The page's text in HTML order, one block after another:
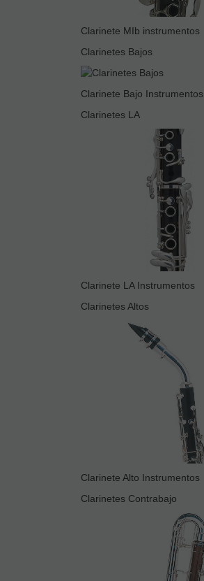
Clarinete MIb instrumentos
Clarinetes Bajos
Clarinete Bajo Instrumentos
Clarinetes LA
Clarinete LA Instrumentos
Clarinetes Altos
Clarinete Alto Instrumentos
Clarinetes Contrabajo